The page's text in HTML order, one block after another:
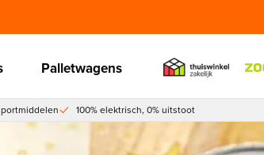
Palletwagens
100% elektrisch, 0% uitstoot